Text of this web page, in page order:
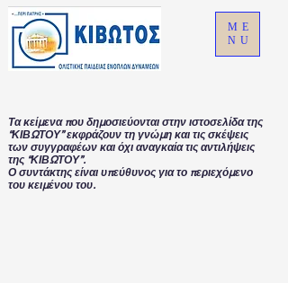
ME
NU
Τα κείμενα που δημοσιεύονται στην ιστοσελίδα της
“ΚΙΒΩΤΟΥ” εκφράζουν τη γνώμη και τις σκέψεις
των συγγραφέων και όχι αναγκαία τις αντιλήψεις
της “ΚΙΒΩΤΟΥ”.
Ο συντάκτης είναι υπεύθυνος για το περιεχόμενο
του κειμένου του.